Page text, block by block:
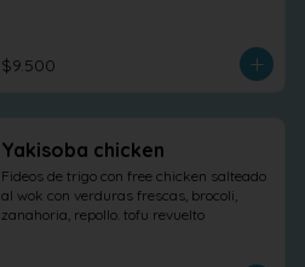
$9.500
Yakisoba chicken
Fideos de trigo con free chicken salteado
al wok con verduras frescas, brocoli,
zanahoria, repollo. tofu revuelto